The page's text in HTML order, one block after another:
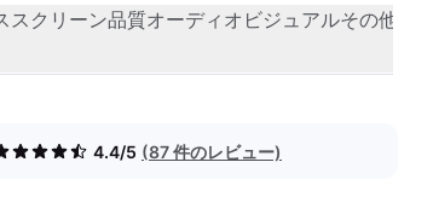
スクリーン品質オーディオビジュアルその他
4.4/5 (87 件のレビュー)